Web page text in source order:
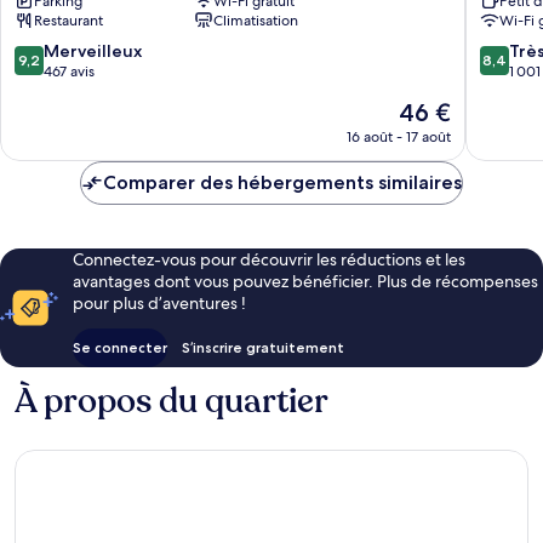
AkitaRestaurant
Climatisation
9.2
sur
9,2 Merveilleux
467 avis
Le
nouveau
est
de
46 €
16 août - 17 août
Higashi
Akita
Wi-Fi
8.4
sur
1 001
8,4
1
Comparer des hébergements similaires
Connectez-vous pour découvrir les réductions et les
avantages dont vous pouvez bénéficier. Plus de récompenses
pour plus d’aventures !
Se connecter S’inscrire gratuitement
À propos du quartier